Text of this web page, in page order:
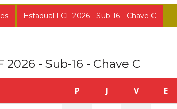
Estadual LCF 2026 - Sub-16 - Chave C
2026 - Sub-16 - Chave C
P J V E